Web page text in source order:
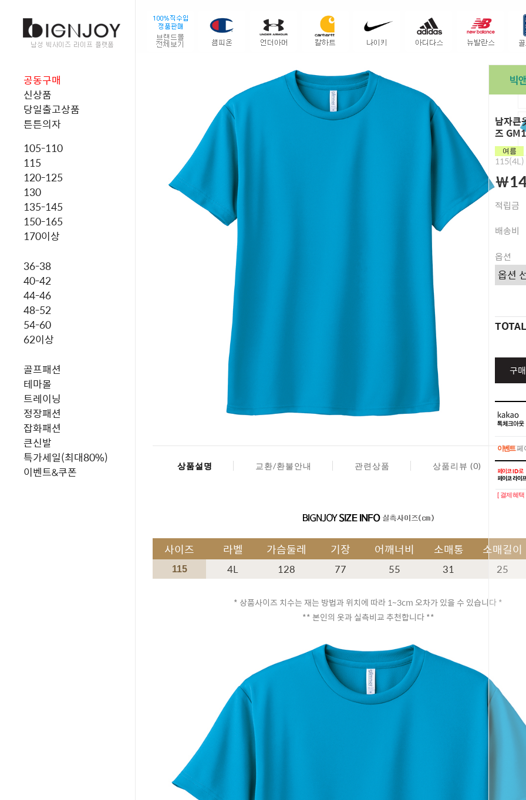
공동구매
신상품
당일출고상품
튼튼의자
105-110
115
120-125
130
135-145
150-165
170이상
36-38
40-42
44-46
48-52
54-60
62이상
골프패션
테마몰
트레이닝
정장패션
잡화패션
큰신발
특가세일(최대80%)
이벤트&쿠폰
남자큰
즈
115(4L)
￦
적립금
배송비
옵션
TOTAL
구
이벤트페
이벤트페
[ 결제혜
상품설명 교환/환불안내 관련상품 상품리뷰 (0)
사이즈 라벨 가슴둘레 기장 어깨너비 소매통 소매길이
115 4L 128 77 55 31 25
* 상품사이즈 치수는 재는 방법과 위치에 따라 1~3cm 오차가 있을 수 있습니다 *
** 본인의 옷과 실측비교 추천합니다 **